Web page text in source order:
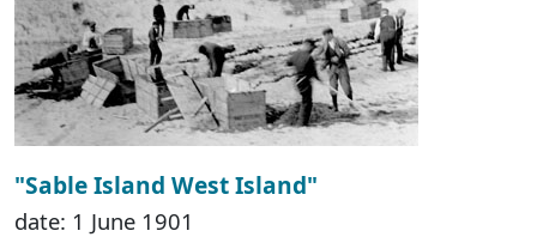
"Sable Island West Island"
date: 1 June 1901